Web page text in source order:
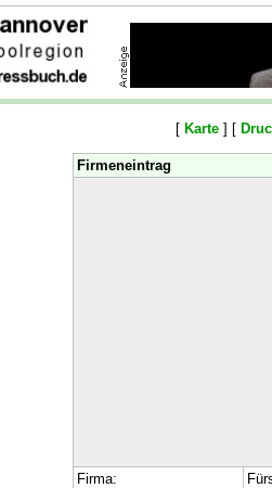
[ Karte ] [
Firmeneintrag
Firma: